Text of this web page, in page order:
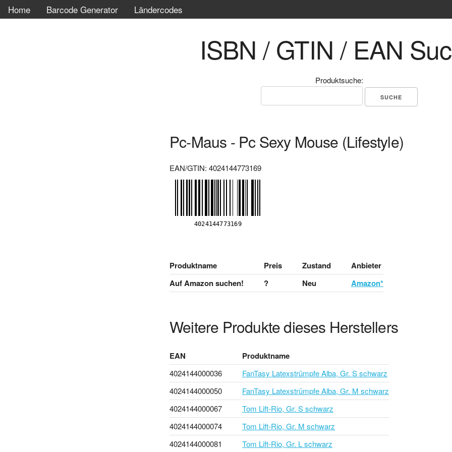
Home Barcode Generator Ländercodes
ISBN / GTIN / EAN
Produktsuche:
Pc-Maus - Pc Sexy Mouse (Lifestyle)
EAN/GTIN: 4024144773169
Produktname Preis Zustand
Anbieter
Auf Amazon suchen!
? Neu Amazon*
Weitere Produkte dieses Herstellers
EAN Produktname
4024144000036
FanTasy Latexstrümpfe Alba, Gr. S schwarz
4024144000050
FanTasy Latexstrümpfe Alba, Gr. M schwarz
4024144000067
Tom Lift-Rio, Gr. S schwarz
4024144000074
Tom Lift-Rio, Gr. M schwarz
4024144000081
Tom Lift-Rio, Gr. L schwarz